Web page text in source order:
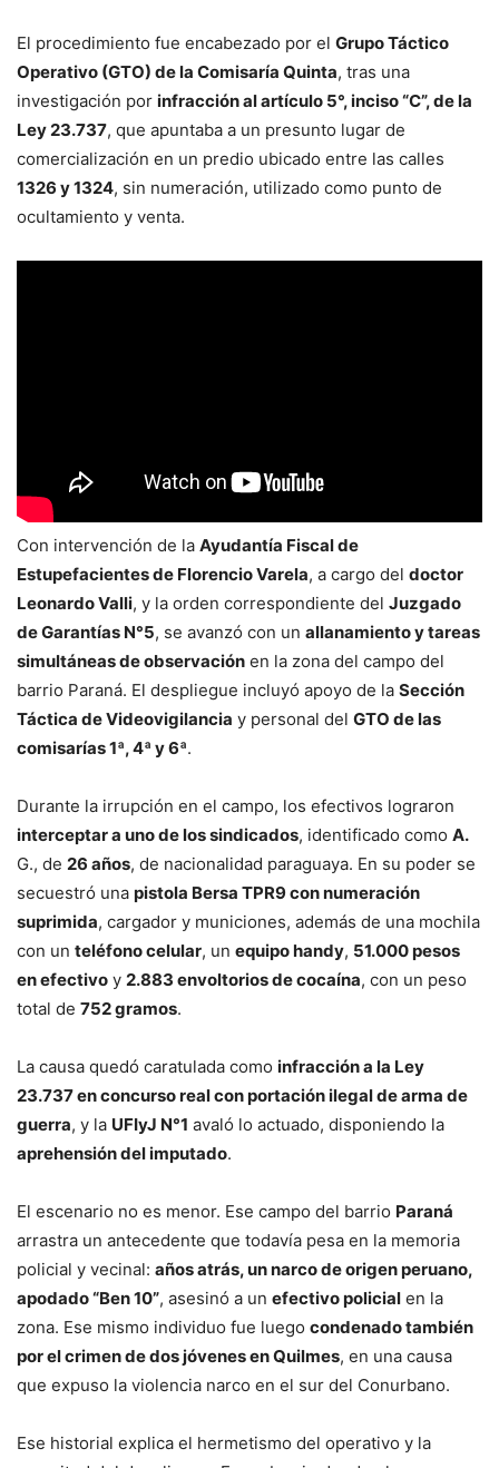
El procedimiento fue encabezado por el Grupo Táctico
Operativo (GTO) de la Comisaría Quinta, tras una
investigación por infracción al artículo 5°, inciso “C”, de la
Ley 23.737, que apuntaba a un presunto lugar de
comercialización en un predio ubicado entre las calles
1326 y 1324, sin numeración, utilizado como punto de
ocultamiento y venta.
Con intervención de la Ayudantía Fiscal de
Estupefacientes de Florencio Varela, a cargo del doctor
Leonardo Valli, y la orden correspondiente del Juzgado
de Garantías N°5, se avanzó con un allanamiento y tareas
simultáneas de observación en la zona del campo del
barrio Paraná. El despliegue incluyó apoyo de la Sección
Táctica de Videovigilancia y personal del GTO de las
comisarías 1ª, 4ª y 6ª.
Durante la irrupción en el campo, los efectivos lograron
interceptar a uno de los sindicados, identificado como A.
G., de 26 años, de nacionalidad paraguaya. En su poder se
secuestró una pistola Bersa TPR9 con numeración
suprimida, cargador y municiones, además de una mochila
con un teléfono celular, un equipo handy, 51.000 pesos
en efectivo y 2.883 envoltorios de cocaína, con un peso
total de 752 gramos.
La causa quedó caratulada como infracción a la Ley
23.737 en concurso real con portación ilegal de arma de
guerra, y la UFIyJ N°1 avaló lo actuado, disponiendo la
aprehensión del imputado.
El escenario no es menor. Ese campo del barrio Paraná
arrastra un antecedente que todavía pesa en la memoria
policial y vecinal: años atrás, un narco de origen peruano,
apodado “Ben 10”, asesinó a un efectivo policial en la
zona. Ese mismo individuo fue luego condenado también
por el crimen de dos jóvenes en Quilmes, en una causa
que expuso la violencia narco en el sur del Conurbano.
Ese historial explica el hermetismo del operativo y la